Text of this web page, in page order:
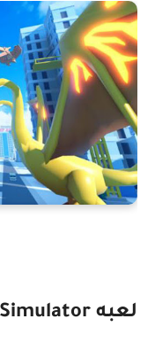
لعبه Dinosaur City Simulator